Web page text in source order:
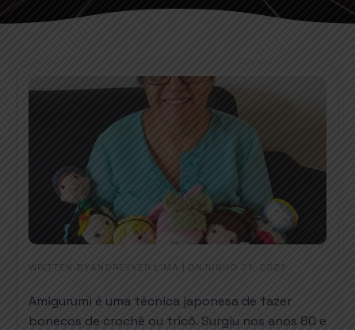
WRITTEN BYANDREYVER LIMA ONJUNHO 21, 2021
Amigurumi é uma técnica japonesa de fazer
bonecos de crochê ou tricô. Surgiu nos anos 80 e